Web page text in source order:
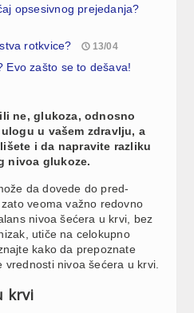
opsesivnog prejedanja?
rotkvice? 13/04
Evo zašto se to dešava!
ne, glukoza, odnosno
u vašem zdravlju, a
i da napravite razliku
nivoa glukoze.
da dovede do pred-
veoma važno redovno
nivoa šećera u krvi, bez
utiče na celokupno
kako da prepoznate
vrednosti nivoa šećera u krvi.
krvi